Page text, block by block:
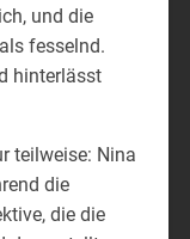
und die
fesselnd.
hinterlässt
teilweise: Nina
die
die die